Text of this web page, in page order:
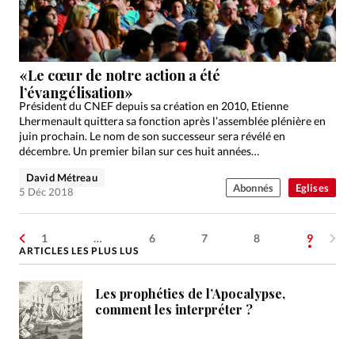
Eglises
«Le cœur de notre action a été
l’évangélisation»
Président du CNEF depuis sa création en 2010, Etienne
Lhermenault quittera sa fonction après l’assemblée plénière en
juin prochain. Le nom de son successeur sera révélé en
décembre. Un premier bilan sur ces huit années…
David Métreau
5 Déc 2018
Abonnés
1 … 6 7 8 9
ARTICLES LES PLUS LUS
Les prophéties de l’Apocalypse,
comment les interpréter ?